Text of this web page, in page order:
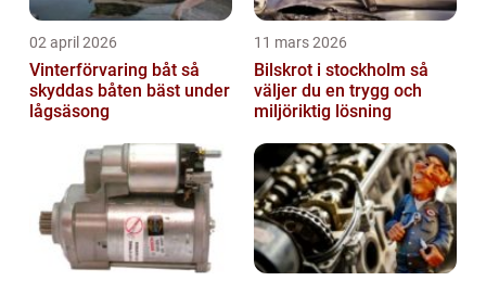
02 april 2026
Vinterförvaring båt så
skyddas båten bäst under
lågsäsong
11 mars 2026
Bilskrot i stockholm så
väljer du en trygg och
miljöriktig lösning